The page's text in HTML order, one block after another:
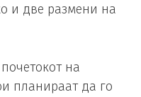
и две размени на
на
планираат да го